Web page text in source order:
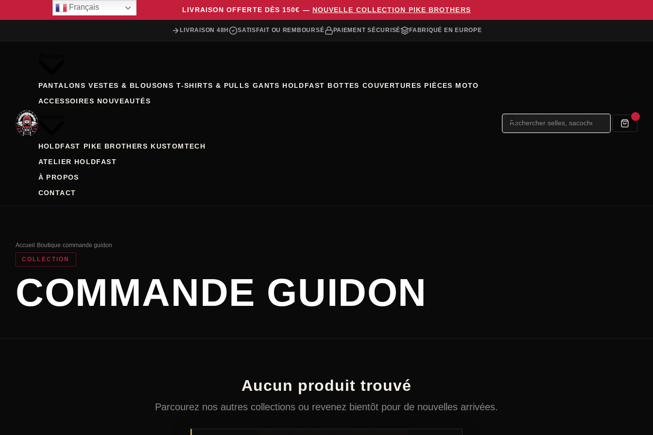
LIVRAISON OFFERTE DÈS 150€ — NOUVELLE COLLECTION PIKE BROTHERS
LIVRAISON 48H SATISFAIT OU REMBOURSÉ PAIEMENT SÉCURISÉ FABRIQUÉ EN EUROPE
PANTALONS VESTES & BLOUSONS T-SHIRTS & PULLS GANTS HOLDFAST BOTTES COUVERTURES PIÈCES MOTO
ACCESSOIRES NOUVEAUTÉS
HOLDFAST PIKE BROTHERS KUSTOMTECH
ATELIER HOLDFAST
À PROPOS
CONTACT
Recherche
de
Accueil Boutique commande guidon
COLLECTION
COMMANDE GUIDON
Aucun produit trouvé
Parcourez nos autres collections ou revenez bientôt pour de nouvelles arrivées.
Français